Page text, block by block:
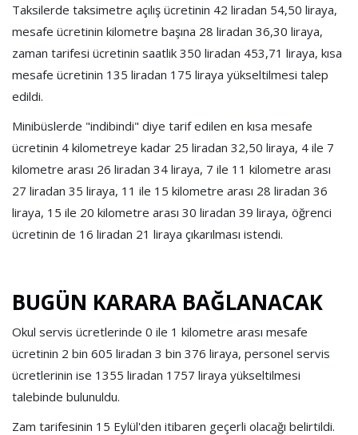
Taksilerde taksimetre açılış ücretinin 42 liradan 54,50 liraya,
mesafe ücretinin kilometre başına 28 liradan 36,30 liraya,
zaman tarifesi ücretinin saatlik 350 liradan 453,71 liraya, kısa
mesafe ücretinin 135 liradan 175 liraya yükseltilmesi talep
edildi.
Minibüslerde "indibindi" diye tarif edilen en kısa mesafe
ücretinin 4 kilometreye kadar 25 liradan 32,50 liraya, 4 ile 7
kilometre arası 26 liradan 34 liraya, 7 ile 11 kilometre arası
27 liradan 35 liraya, 11 ile 15 kilometre arası 28 liradan 36
liraya, 15 ile 20 kilometre arası 30 liradan 39 liraya, öğrenci
ücretinin de 16 liradan 21 liraya çıkarılması istendi.
BUGÜN KARARA BAĞLANACAK
Okul servis ücretlerinde 0 ile 1 kilometre arası mesafe
ücretinin 2 bin 605 liradan 3 bin 376 liraya, personel servis
ücretlerinin ise 1355 liradan 1757 liraya yükseltilmesi
talebinde bulunuldu.
Zam tarifesinin 15 Eylül'den itibaren geçerli olacağı belirtildi.